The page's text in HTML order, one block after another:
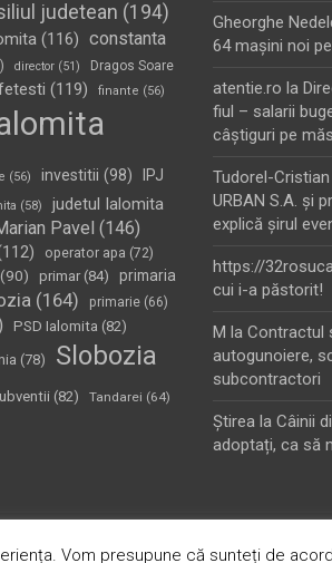
judetean (194)
(116) constanta
director(51)
Dragos Soare
(119) finante (56)
(56) investitii (98)
IPJ
(58)
judetul Ialomita
Pavel (146)
operator apa (72)
(90) primar(84)
primaria
(164) primarie(66)
PSD Ialomita (82)
(78)
Slobozia
(82) Tandarei (64)
Gheorghe
64 maşini noi
atentie.ro la
fiul – salarii
câştiguri pe
Tudorel-
URBAN S.A. şi
explică şirul
https://
cui i-a păstorit!
M la Contractul
autogunoiere,
subcontractori
Ştirea la Câinii
adoptați, ca să
by:WordPress
Vom presupune că sunteți de